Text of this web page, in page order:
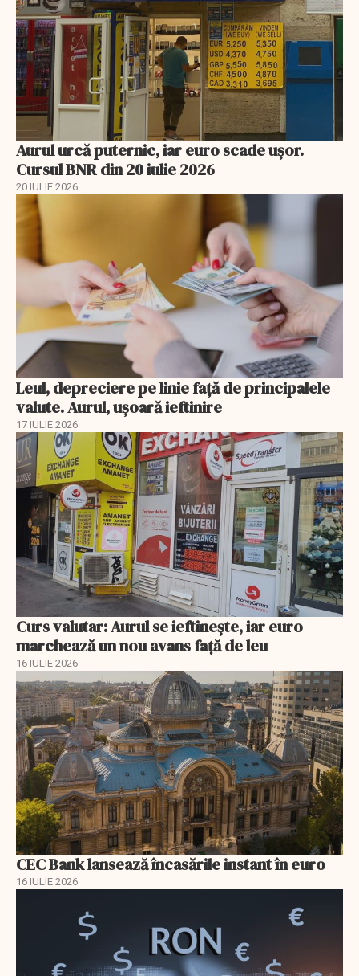
Aurul urcă puternic, iar euro scade ușor.
Cursul BNR din 20 iulie 2026
20 IULIE 2026
Leul, depreciere pe linie faţă de principalele
valute. Aurul, uşoară ieftinire
17 IULIE 2026
Curs valutar: Aurul se ieftinește, iar euro
marchează un nou avans faţă de leu
16 IULIE 2026
CEC Bank lansează încasările instant în euro
16 IULIE 2026